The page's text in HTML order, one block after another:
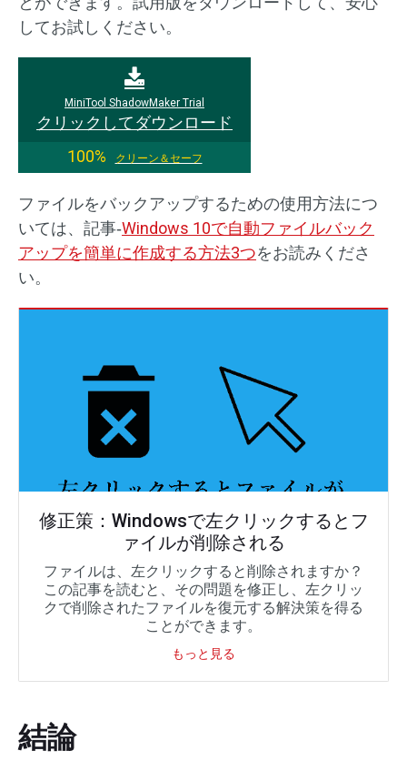
してお試しください。
MiniTool ShadowMaker Trial
クリックしてダウンロード
100%
クリーン＆セーフ
ファイルをバックアップするための使用方法につ
いては、記事‐Windows 10で自動ファイルバック
アップを簡単に作成する方法3つをお読みくださ
い。
修正策：Windowsで左クリックするとフ
ァイルが削除される
ファイルは、左クリックすると削除されますか？
この記事を読むと、その問題を修正し、左クリッ
クで削除されたファイルを復元する解決策を得る
ことができます。
もっと見る
結論